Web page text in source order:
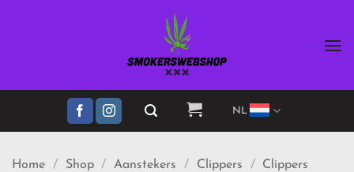
NL
Home / Shop / Aanstekers / Clippers /
Clippers